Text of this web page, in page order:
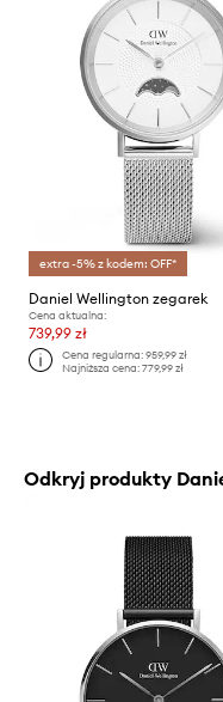
extra -5% z kodem: OFF*
Daniel Wellington zegarek
Cena aktualna:
739,99 zł
Cena regularna:959,99 zł
Najniższa cena:779,99 zł
Odkryj produkty